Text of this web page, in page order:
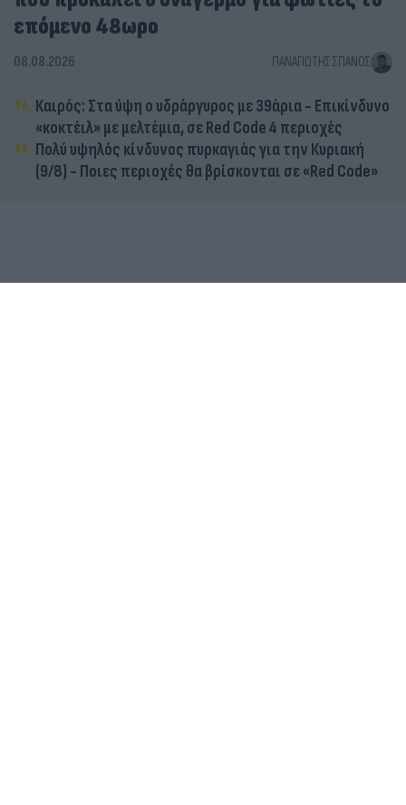
επόμενο 48ωρο
08.08.2026 ΠΑΝΑΓΙΏΤΗΣ ΣΠΑΝΌΣ
Καιρός: Στα ύψη ο υδράργυρος με 39άρια - Επικίνδυνο
«κοκτέιλ» με μελτέμια, σε Red Code 4 περιοχές
Πολύ υψηλός κίνδυνος πυρκαγιάς για την Κυριακή
(9/8) - Ποιες περιοχές θα βρίσκονται σε «Red Code»